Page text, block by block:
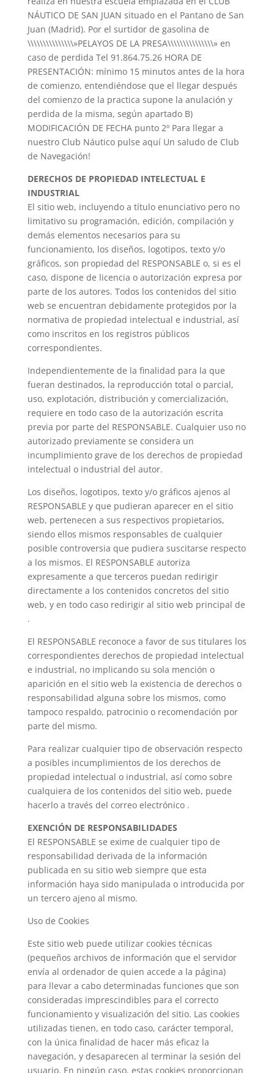
NÁUTICO DE SAN JUAN situado en el Pantano de San
Juan (Madrid). Por el surtidor de gasolina de
\\\\\\\\\\\\\\\»PELAYOS DE LA PRESA\\\\\\\\\\\\\\\» en
caso de perdida Tel 91.864.75.26 HORA DE
PRESENTACIÓN: mínimo 15 minutos antes de la hora
de comienzo, entendiéndose que el llegar después
del comienzo de la practica supone la anulación y
perdida de la misma, según apartado B)
MODIFICACIÓN DE FECHA punto 2º Para llegar a
nuestro Club Náutico pulse aquí Un saludo de Club
de Navegación!
DERECHOS DE PROPIEDAD INTELECTUAL E
INDUSTRIAL
El sitio web, incluyendo a título enunciativo pero no
limitativo su programación, edición, compilación y
demás elementos necesarios para su
funcionamiento, los diseños, logotipos, texto y/o
gráficos, son propiedad del RESPONSABLE o, si es el
caso, dispone de licencia o autorización expresa por
parte de los autores. Todos los contenidos del sitio
web se encuentran debidamente protegidos por la
normativa de propiedad intelectual e industrial, así
como inscritos en los registros públicos
correspondientes.
Independientemente de la finalidad para la que
fueran destinados, la reproducción total o parcial,
uso, explotación, distribución y comercialización,
requiere en todo caso de la autorización escrita
previa por parte del RESPONSABLE. Cualquier uso no
autorizado previamente se considera un
incumplimiento grave de los derechos de propiedad
intelectual o industrial del autor.
Los diseños, logotipos, texto y/o gráficos ajenos al
RESPONSABLE y que pudieran aparecer en el sitio
web, pertenecen a sus respectivos propietarios,
siendo ellos mismos responsables de cualquier
posible controversia que pudiera suscitarse respecto
a los mismos. El RESPONSABLE autoriza
expresamente a que terceros puedan redirigir
directamente a los contenidos concretos del sitio
web, y en todo caso redirigir al sitio web principal de
.
El RESPONSABLE reconoce a favor de sus titulares los
correspondientes derechos de propiedad intelectual
e industrial, no implicando su sola mención o
aparición en el sitio web la existencia de derechos o
responsabilidad alguna sobre los mismos, como
tampoco respaldo, patrocinio o recomendación por
parte del mismo.
Para realizar cualquier tipo de observación respecto
a posibles incumplimientos de los derechos de
propiedad intelectual o industrial, así como sobre
cualquiera de los contenidos del sitio web, puede
hacerlo a través del correo electrónico .
EXENCIÓN DE RESPONSABILIDADES
El RESPONSABLE se exime de cualquier tipo de
responsabilidad derivada de la información
publicada en su sitio web siempre que esta
información haya sido manipulada o introducida por
un tercero ajeno al mismo.
Uso de Cookies
Este sitio web puede utilizar cookies técnicas
(pequeños archivos de información que el servidor
envía al ordenador de quien accede a la página)
para llevar a cabo determinadas funciones que son
consideradas imprescindibles para el correcto
funcionamiento y visualización del sitio. Las cookies
utilizadas tienen, en todo caso, carácter temporal,
con la única finalidad de hacer más eficaz la
navegación, y desaparecen al terminar la sesión del
usuario. En ningún caso, estas cookies proporcionan